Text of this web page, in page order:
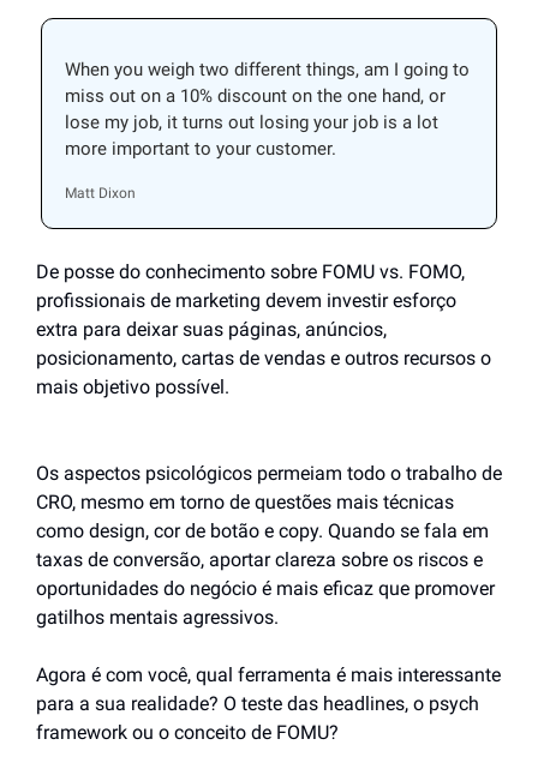
When you weigh two different things, am I going to
miss out on a 10% discount on the one hand, or
lose my job, it turns out losing your job is a lot
more important to your customer.
Matt Dixon
De posse do conhecimento sobre FOMU vs. FOMO,
profissionais de marketing devem investir esforço
extra para deixar suas páginas, anúncios,
posicionamento, cartas de vendas e outros recursos o
mais objetivo possível.
Os aspectos psicológicos permeiam todo o trabalho de
CRO, mesmo em torno de questões mais técnicas
como design, cor de botão e copy. Quando se fala em
taxas de conversão, aportar clareza sobre os riscos e
oportunidades do negócio é mais eficaz que promover
gatilhos mentais agressivos.
Agora é com você, qual ferramenta é mais interessante
para a sua realidade? O teste das headlines, o psych
framework ou o conceito de FOMU?